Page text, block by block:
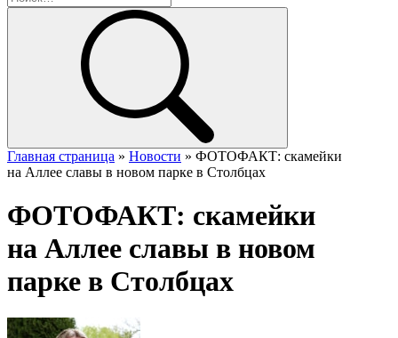
Главная страница » Новости » ФОТОФАКТ: скамейки
на Аллее славы в новом парке в Столбцах
ФОТОФАКТ: скамейки
на Аллее славы в новом
парке в Столбцах